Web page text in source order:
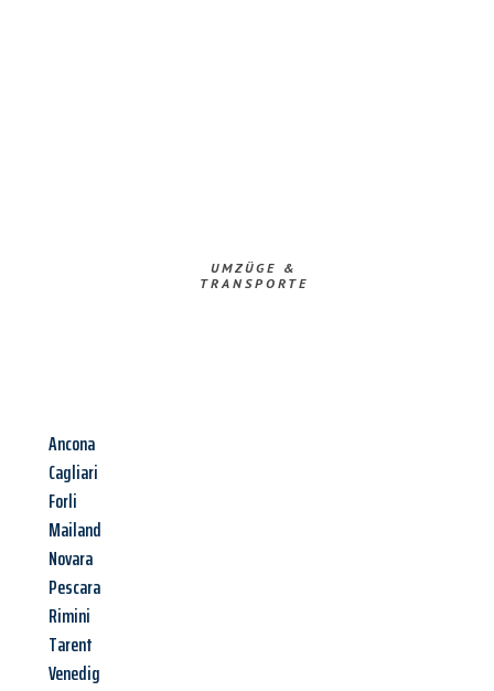
UMZÜGE &
TRANSPORTE
Ancona
Cagliari
Forli
Mailand
Novara
Pescara
Rimini
Tarent
Venedig